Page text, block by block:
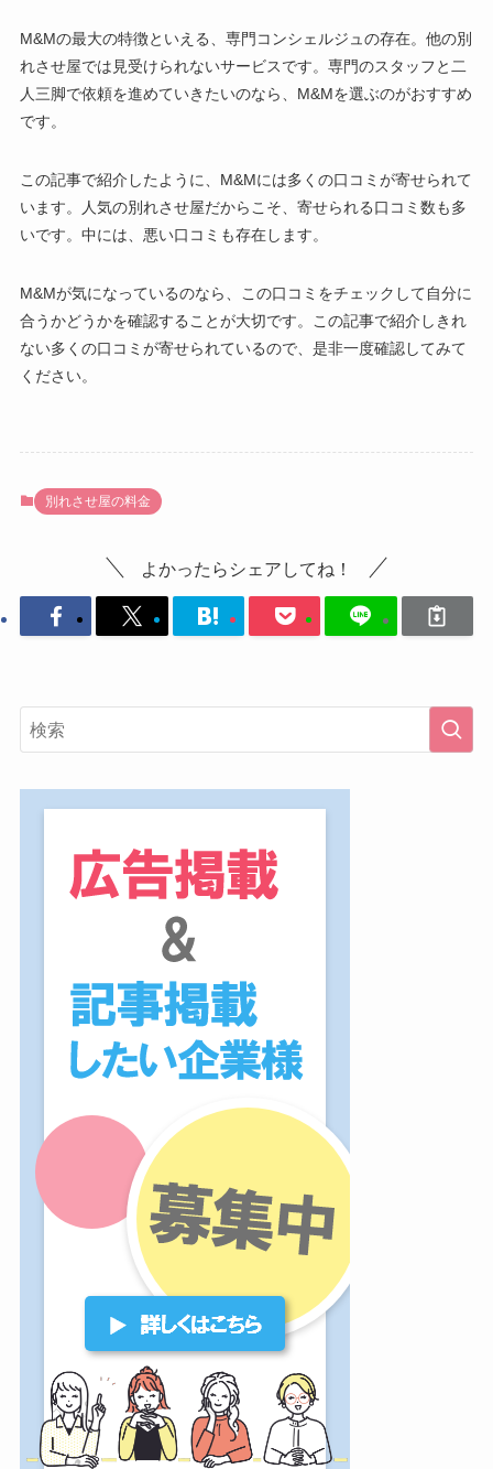
M&Mの最大の特徴といえる、専門コンシェルジュの存在。他の別
れさせ屋では見受けられないサービスです。専門のスタッフと二
人三脚で依頼を進めていきたいのなら、M&Mを選ぶのがおすすめ
です。
この記事で紹介したように、M&Mには多くの口コミが寄せられて
います。人気の別れさせ屋だからこそ、寄せられる口コミ数も多
いです。中には、悪い口コミも存在します。
M&Mが気になっているのなら、この口コミをチェックして自分に
合うかどうかを確認することが大切です。この記事で紹介しきれ
ない多くの口コミが寄せられているので、是非一度確認してみて
ください。
別れさせ屋の料金
よかったらシェアしてね！